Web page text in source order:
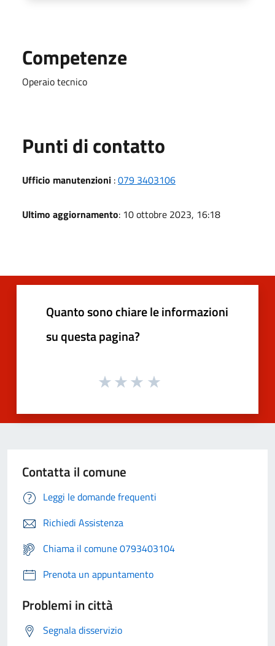
Competenze
Operaio tecnico
Punti di contatto
Ufficio manutenzioni :079 3403106
Ultimo aggiornamento: 10 ottobre 2023, 16:18
Quanto sono chiare le informazioni
su questa pagina?
Contatta il comune
Leggi le domande frequenti
Richiedi Assistenza
Chiama il comune 0793403104
Prenota un appuntamento
Problemi in città
Segnala disservizio